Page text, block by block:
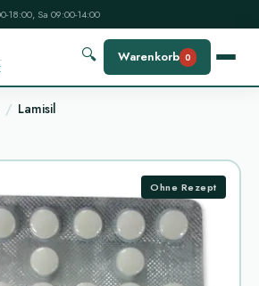
18:00, Sa 09:00-14:00
🔍 Warenkorb 0
Lamisil
Ohne Rezept